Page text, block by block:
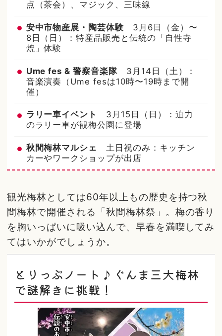
点（茶会）、マジック、三味線
安中市物産展・陶芸体験 3月6日（金）〜
8日（日）：特産品販売と伝統の「自性寺
焼」体験
Ume fes & 警察音楽隊3月14日（土）：
音楽演奏（Ume fesは10時〜19時まで開
催）
ラリー車イベント
3月15日（日）：迫力
のラリー車が観梅公園に登場
秋間梅林マルシェ
土日祝のみ：キッチン
カーやワークショップが出店
観光梅林としては60年以上もの歴史を持つ秋
間梅林で開催される「秋間梅林祭」。梅の香り
を胸いっぱいに吸い込んで、早春を満喫してみ
てはいかがでしょうか。
とりっぷノート♪ぐんま三大梅林
で謎解きに挑戦！